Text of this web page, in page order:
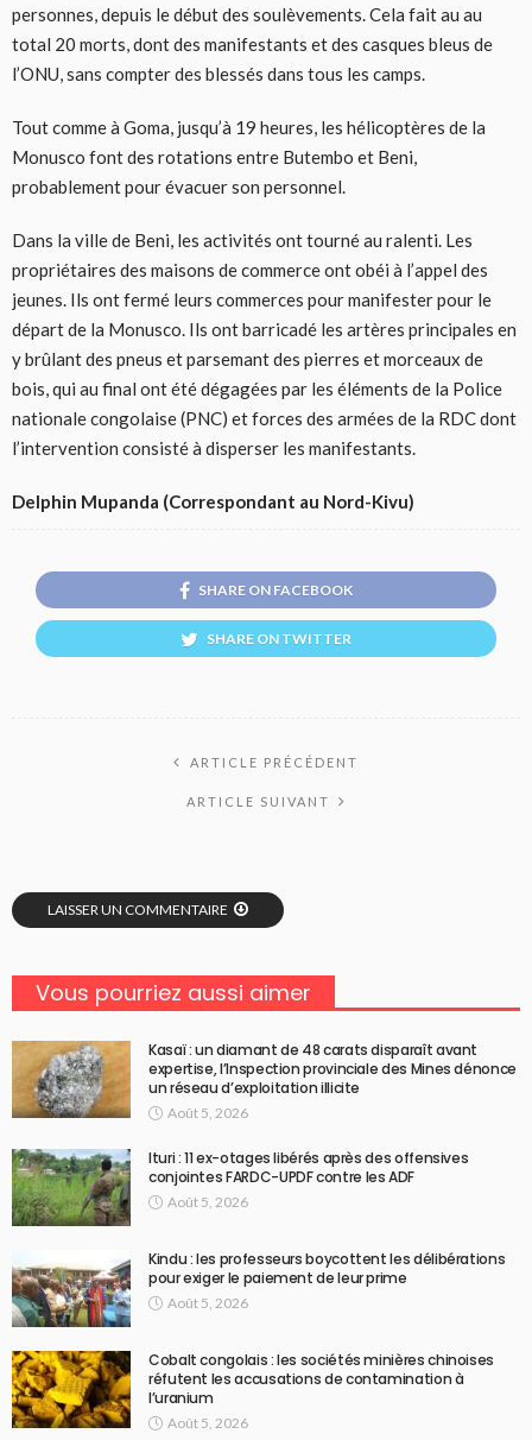
personnes, depuis le début des soulèvements. Cela fait au au
total 20 morts, dont des manifestants et des casques bleus de
l’ONU, sans compter des blessés dans tous les camps.
Tout comme à Goma, jusqu’à 19 heures, les hélicoptères de la
Monusco font des rotations entre Butembo et Beni,
probablement pour évacuer son personnel.
Dans la ville de Beni, les activités ont tourné au ralenti. Les
propriétaires des maisons de commerce ont obéi à l’appel des
jeunes. Ils ont fermé leurs commerces pour manifester pour le
départ de la Monusco. Ils ont barricadé les artères principales en
y brûlant des pneus et parsemant des pierres et morceaux de
bois, qui au final ont été dégagées par les éléments de la Police
nationale congolaise (PNC) et forces des armées de la RDC dont
l’intervention consisté à disperser les manifestants.
Delphin Mupanda (Correspondant au Nord-Kivu)
SHARE ON FACEBOOK
SHARE ON TWITTER
ARTICLE PRÉCÉDENT
ARTICLE SUIVANT
LAISSER UN COMMENTAIRE
Vous pourriez aussi aimer
Kasaï : un diamant de 48 carats disparaît avant
expertise, l’Inspection provinciale des Mines dénonce
un réseau d’exploitation illicite
Août 5, 2026
Ituri : 11 ex-otages libérés après des offensives
conjointes FARDC-UPDF contre les ADF
Août 5, 2026
Kindu : les professeurs boycottent les délibérations
pour exiger le paiement de leur prime
Août 5, 2026
Cobalt congolais : les sociétés minières chinoises
réfutent les accusations de contamination à
l’uranium
Août 5, 2026